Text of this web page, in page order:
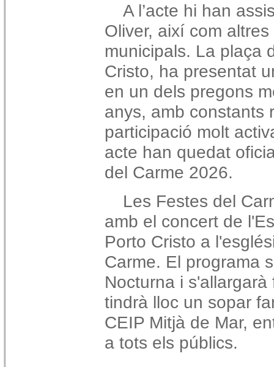
A l’acte hi han
Oliver, així com
municipals. La plaça
Cristo, ha presentat
en un dels pregons
anys, amb constants
participació molt
acte han quedat
del Carme 2026.
Les Festes del
amb el concert de
Porto Cristo a
Carme. El programa
Nocturna i
tindrà lloc un sopar
CEIP Mitjà de Mar,
a tots els públics.